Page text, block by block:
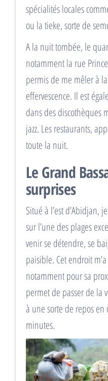
spécialités locales
ou la tieke, sorte de
A la nuit tombée, le
notamment la rue
permis de me mêler à
effervescence. Il est
dans des discothèques
jazz. Les restaurants,
toute la nuit.
Le Grand
surprises
Situé à l’est d’Abidjan,
sur l’une des plages
venir se détendre, se
paisible. Cet endroit
notamment pour sa
permet de passer de la
à une sorte de repos
minutes.